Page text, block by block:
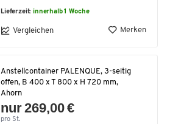
Lieferzeit:innerhalb 1 Woche
Vergleichen Merken
Anstellcontainer PALENQUE, 3-seitig
offen, B 400 x T 800 x H 720 mm,
Ahorn
nur 269,00 €
pro St.